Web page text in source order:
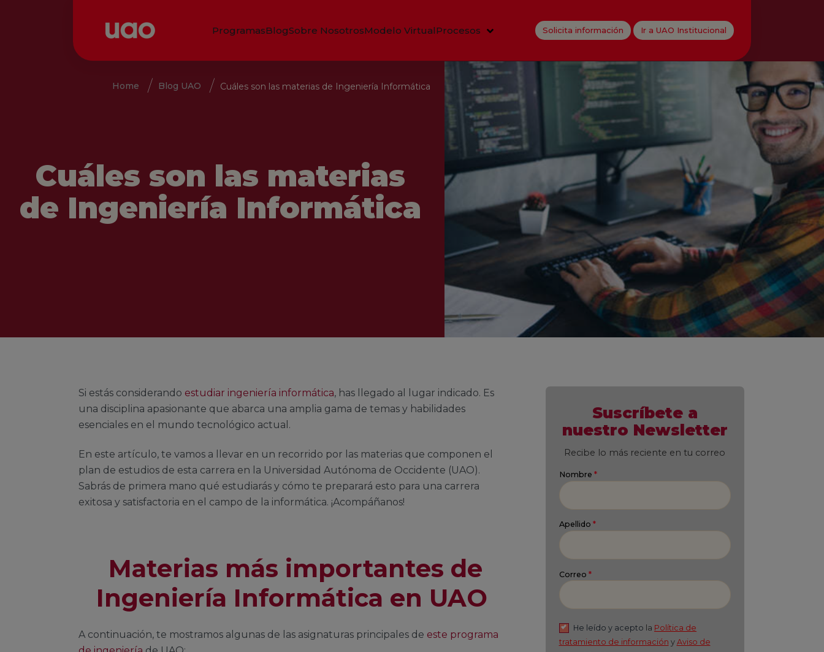
ProgramasBlogSobre NosotrosModelo VirtualProcesos Solicita información Ir a UAO Institucional
Cuáles son las materias
de Ingeniería Informática
Home Blog UAO Cuáles son las materias de Ingeniería Informática
Si estás considerando estudiar ingeniería informática, has llegado al lugar indicado. Es
una disciplina apasionante que abarca una amplia gama de temas y habilidades
esenciales en el mundo tecnológico actual.
En este artículo, te vamos a llevar en un recorrido por las materias que componen el
plan de estudios de esta carrera en la Universidad Autónoma de Occidente (UAO).
Sabrás de primera mano qué estudiarás y cómo te preparará esto para una carrera
exitosa y satisfactoria en el campo de la informática. ¡Acompáñanos!
Materias más importantes de
Ingeniería Informática en UAO
A continuación, te mostramos algunas de las asignaturas principales de este programa
Suscríbete a
Correo *